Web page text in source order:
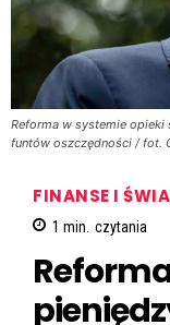
Reforma w systemie opieki
funtów oszczędności / fot.
FINANSE I
1 min. czytania